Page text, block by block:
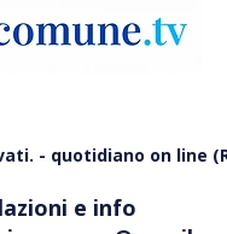
- quotidiano on line
e info